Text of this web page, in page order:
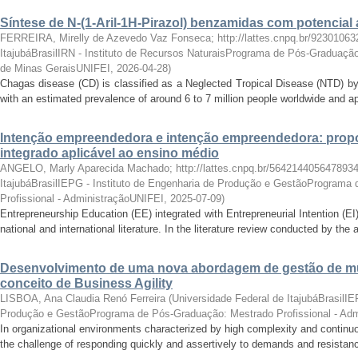
Síntese de N-(1-Aril-1H-Pirazol) benzamidas com
FERREIRA, Mirelly de Azevedo Vaz Fonseca; http://lattes.cnpq.br/
ItajubáBrasilIRN - Instituto de Recursos NaturaisPrograma de Pós-
de Minas GeraisUNIFEI , 2026-04-28)
Chagas disease (CD) is classified as a Neglected Tropical Disease (NTD)
with an estimated prevalence of around 6 to 7 million people worldwide and
Intenção empreendedora e intenção empreendedora:
integrado aplicável ao ensino médio
ANGELO, Marly Aparecida Machado; http://lattes.cnpq.br/5642144056478934
ItajubáBrasilIEPG - Instituto de Engenharia de Produção e GestãoPrograma
Profissional - AdministraçãoUNIFEI , 2025-07-09)
Entrepreneurship Education (EE) integrated with Entrepreneurial Intention
national and international literature. In the literature review conducted by the
Desenvolvimento de uma nova abordagem de gestão de
conceito de Business Agility
LISBOA, Ana Claudia Renó Ferreira (Universidade Federal de
Produção e GestãoPrograma de Pós-Graduação: Mestrado Profissional -
In organizational environments characterized by high complexity and
the challenge of responding quickly and assertively to demands and